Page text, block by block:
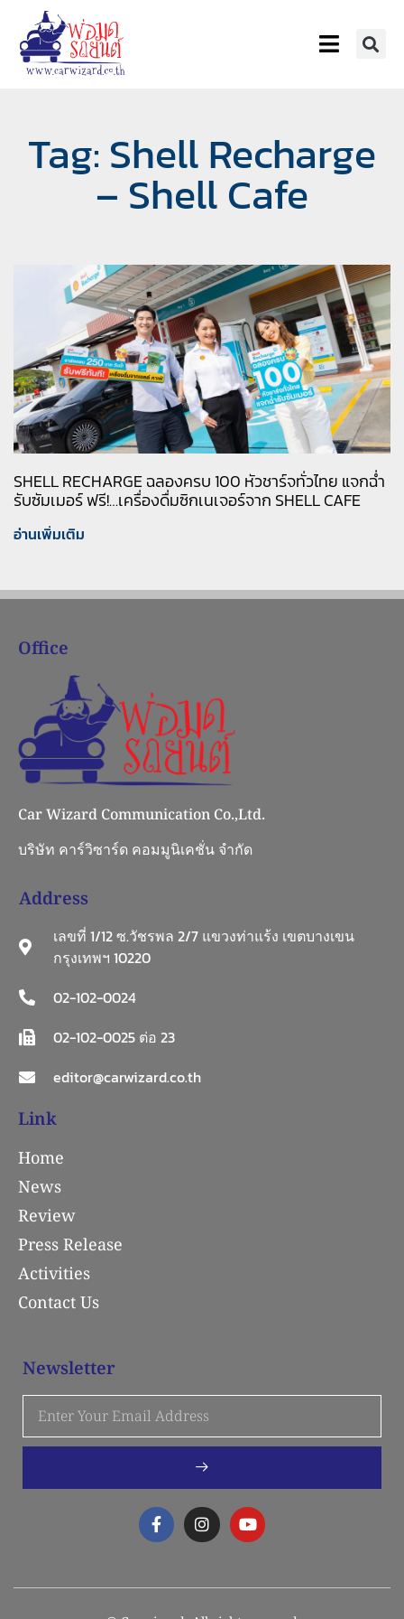
Tag: Shell Recharge
– Shell Cafe
SHELL RECHARGE ฉลองครบ 100 หัวชาร์จทั่วไทย แจกฉ่ำ
รับซัมเมอร์ ฟรี!…เครื่องดื่มซิกเนเจอร์จาก SHELL CAFE
อ่านเพิ่มเติม
Office
Car Wizard Communication Co.,Ltd.
บริษัท คาร์วิซาร์ด คอมมูนิเคชั่น จำกัด
Address
เลขที่ 1/12 ซ.วัชรพล 2/7 แขวงท่าแร้ง เขตบางเขน
กรุงเทพฯ 10220
02-102-0024
02-102-0025 ต่อ 23
editor@carwizard.co.th
Link
Home
News
Review
Press Release
Activities
Contact Us
Newsletter